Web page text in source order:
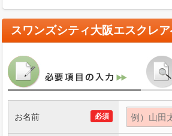
スワンズシティ大阪エスクレア
必須
お名前